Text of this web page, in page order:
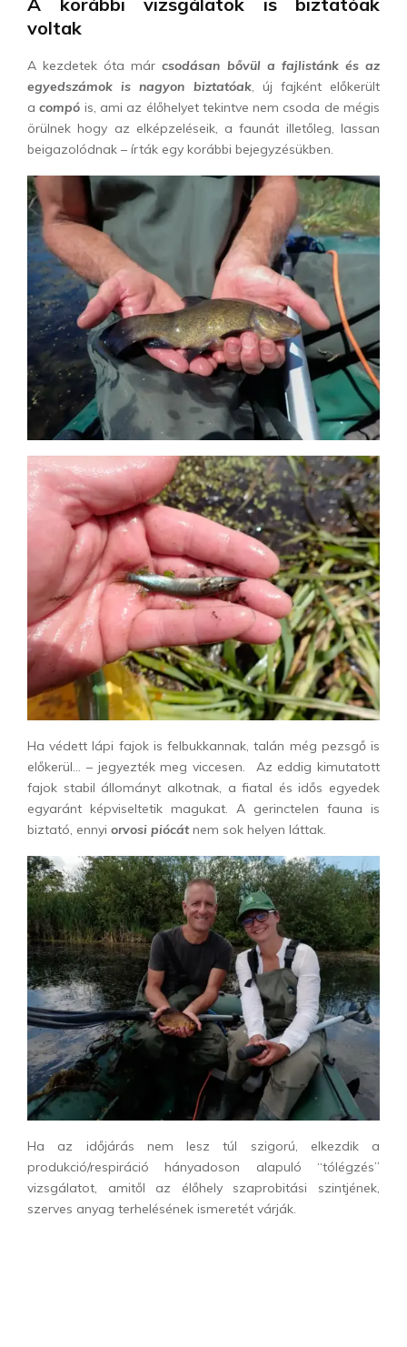
voltak
A kezdetek óta márcsodásan bővül a fajlistánk és az
egyedszámok is nagyon biztatóak, új fajként előkerült
acompó is, ami az élőhelyet tekintve nem csoda de mégis
örülnek hogy az elképzeléseik, a faunát illetőleg, lassan
beigazolódnak – írták egy korábbi bejegyzésükben.
Ha védett lápi fajok is felbukkannak, talán még pezsgő is
előkerül… – jegyezték meg viccesen. Az eddig kimutatott
fajok stabil állományt alkotnak, a fiatal és idős egyedek
egyaránt képviseltetik magukat. A gerinctelen fauna is
biztató, ennyi orvosi piócátnem sok helyen láttak.
Ha az időjárás nem lesz túl szigorú, elkezdik a
produkció/respiráció hányadoson alapuló “tólégzés”
vizsgálatot, amitől az élőhely szaprobitási szintjének,
szerves anyag terhelésének ismeretét várják.